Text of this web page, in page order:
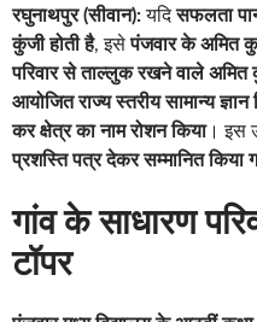
रघुनाथपुर (सीवान):यदिसफलता
कुंजी होती है, इसेपंजवार के अमित
परिवार से ताल्लुक रखने वाले अमित
आयोजित राज्य स्तरीय सामान्य
कर क्षेत्र का नाम रोशन किया। इस
प्रशस्ति पत्र देकर सम्मानित किया
गांव के साधारण
टॉपर